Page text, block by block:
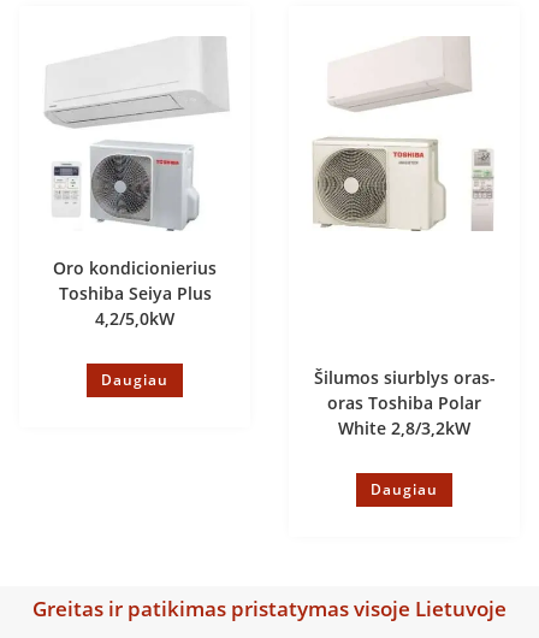
Oro kondicionierius
Toshiba Seiya Plus
4,2/5,0kW
Daugiau
Šilumos siurblys oras-
oras Toshiba Polar
White 2,8/3,2kW
Daugiau
Greitas ir patikimas pristatymas visoje Lietuvoje